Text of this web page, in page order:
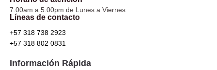
7:00am a 5:00pm de Lunes a Viernes
Líneas de contacto
+57 318 738 2923
+57 318 802 0831
Información Rápida